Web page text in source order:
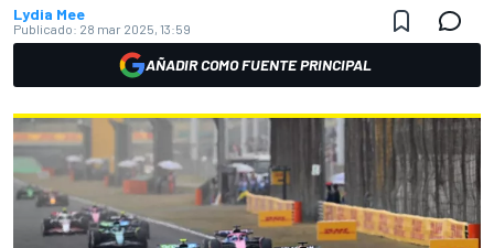
Lydia Mee
Publicado: 28 mar 2025, 13:59
AÑADIR COMO FUENTE PRINCIPAL